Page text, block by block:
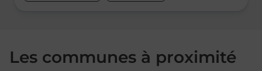
Les communes à proximité